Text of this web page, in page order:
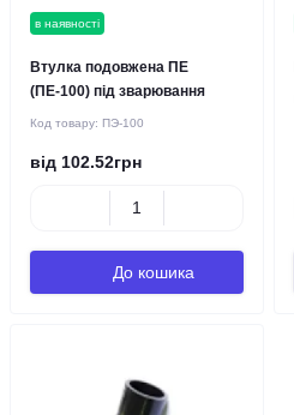
в наявності
Втулка подовжена ПЕ
(ПЕ-100) під зварювання
Код товару: ПЭ-100
від 102.52грн
До кошика